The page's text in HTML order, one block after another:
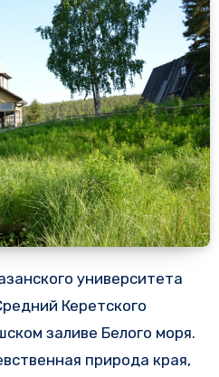
Керетского
заливе Белого моря.
природа края,